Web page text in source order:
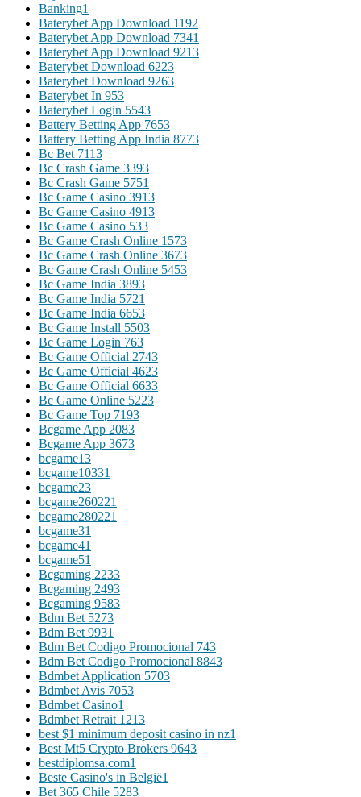
Banking1
Baterybet App Download 1192
Baterybet App Download 7341
Baterybet App Download 9213
Baterybet Download 6223
Baterybet Download 9263
Baterybet In 953
Baterybet Login 5543
Battery Betting App 7653
Battery Betting App India 8773
Bc Bet 7113
Bc Crash Game 3393
Bc Crash Game 5751
Bc Game Casino 3913
Bc Game Casino 4913
Bc Game Casino 533
Bc Game Crash Online 1573
Bc Game Crash Online 3673
Bc Game Crash Online 5453
Bc Game India 3893
Bc Game India 5721
Bc Game India 6653
Bc Game Install 5503
Bc Game Login 763
Bc Game Official 2743
Bc Game Official 4623
Bc Game Official 6633
Bc Game Online 5223
Bc Game Top 7193
Bcgame App 2083
Bcgame App 3673
bcgame13
bcgame10331
bcgame23
bcgame260221
bcgame280221
bcgame31
bcgame41
bcgame51
Bcgaming 2233
Bcgaming 2493
Bcgaming 9583
Bdm Bet 5273
Bdm Bet 9931
Bdm Bet Codigo Promocional 743
Bdm Bet Codigo Promocional 8843
Bdmbet Application 5703
Bdmbet Avis 7053
Bdmbet Casino1
Bdmbet Retrait 1213
best $1 minimum deposit casino in nz1
Best Mt5 Crypto Brokers 9643
bestdiplomsa.com1
Beste Casino's in België1
Bet 365 Chile 5283